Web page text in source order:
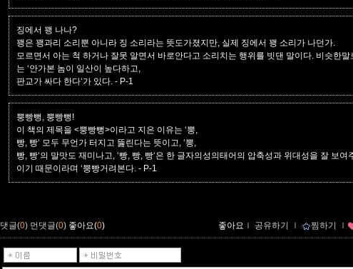
징에서 꽹 나나?
꽹은 꽹과리 소리뿐 아니라 징 소리라는 뜻도가졌지만, 실제 징에서 꽹 소리가 나던가.
모르면서 아는 척 하거나 잘못 알면서 바로안다고 소리치는 행위를 빗댄 말이다. 비슷한말
는 ‘안가본 놈이 일산이 높다하고,
판교가 싸다 한다‘가 있다. - P-1
뿡빵뻥, 뿡빵뻥!
이 책의 제목을 <뿡빵뻥>이라고 지은 이유는 ‘뽕,
빵, 빵‘ 모두 무언가 터지고 뚫린다는 뜻이고, ‘뽕,
빵, 빵‘의 말맛도 재미나고, ‘빵, 빵, 빵‘은 한 글자의성의태어의 압축성과 위대성을 잘 보여
이기 때문이라며 ‘뿡빵거려본다. - P-1
댓글(0) 먼댓글(0) 좋아요(0) 좋아요 ｌ 공유하기 ｌ 찜하기 ｌ